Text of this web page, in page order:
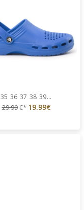
35 36 37 38 39...
29.99€* 19.99€